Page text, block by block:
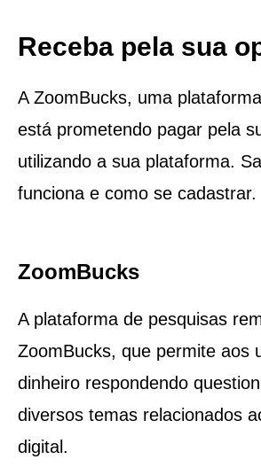
Receba pela sua
A ZoomBucks, uma
está prometendo pagar pela
utilizando a sua plataforma.
funciona e como se cadastrar.
ZoomBucks
A plataforma de pesquisas
ZoomBucks, que permite aos
dinheiro respondendo
diversos temas relacionados
digital.